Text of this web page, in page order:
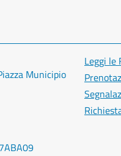
Municipio
Leggi le